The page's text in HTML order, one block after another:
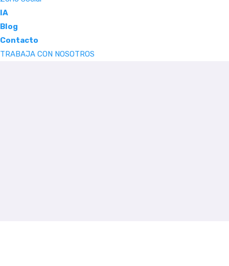
IA
Blog
Contacto
TRABAJA CON NOSOTROS